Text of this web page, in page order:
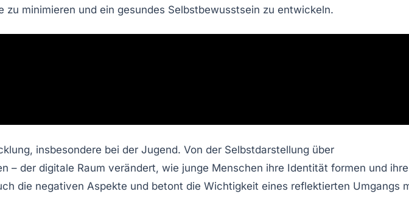
zu minimieren und ein gesundes Selbstbewusstsein zu entwickeln.
insbesondere bei der Jugend. Von der Selbstdarstellung über
– der digitale Raum verändert, wie junge Menschen ihre Identität formen und ihre
die negativen Aspekte und betont die Wichtigkeit eines reflektierten Umgangs